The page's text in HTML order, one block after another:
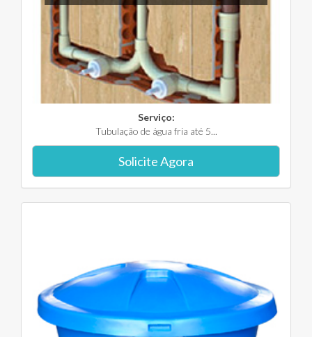
Serviço:
Tubulação de água fria até 5...
Solicite Agora